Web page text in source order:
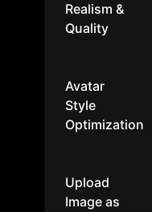
Realism &
Quality
Avatar
Style
Optimization
Upload
Image as